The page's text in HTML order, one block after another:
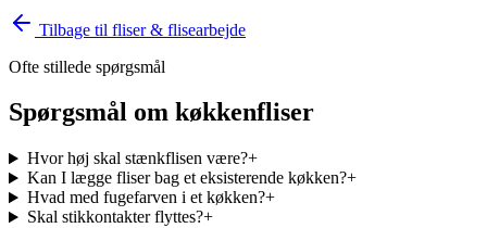
Tilbage til fliser & flisearbejde
Ofte stillede spørgsmål
Spørgsmål om køkkenfliser
Hvor høj skal stænkflisen være?+
Kan I lægge fliser bag et eksisterende køkken?+
Hvad med fugefarven i et køkken?+
Skal stikkontakter flyttes?+